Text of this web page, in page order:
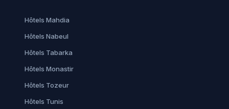
Hôtels Mahdia
Hôtels Nabeul
Hôtels Tabarka
Hôtels Monastir
Hôtels Tozeur
Hôtels Tunis